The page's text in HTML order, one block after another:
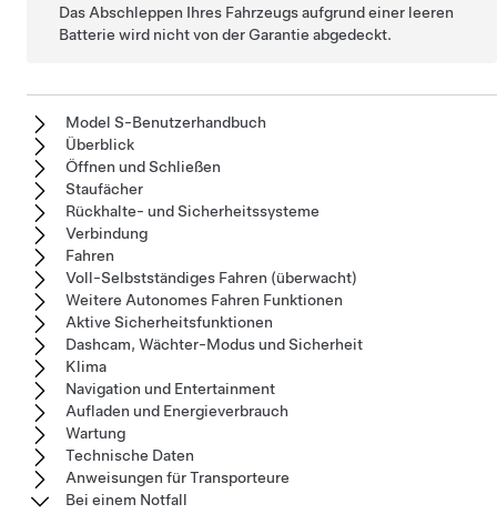
Das Abschleppen Ihres Fahrzeugs aufgrund einer leeren
Batterie wird nicht von der Garantie abgedeckt.
Model S-Benutzerhandbuch
Überblick
Öffnen und Schließen
Staufächer
Rückhalte- und Sicherheitssysteme
Verbindung
Fahren
Voll-Selbstständiges Fahren (überwacht)
Weitere Autonomes Fahren Funktionen
Aktive Sicherheitsfunktionen
Dashcam, Wächter-Modus und Sicherheit
Klima
Navigation und Entertainment
Aufladen und Energieverbrauch
Wartung
Technische Daten
Anweisungen für Transporteure
Bei einem Notfall